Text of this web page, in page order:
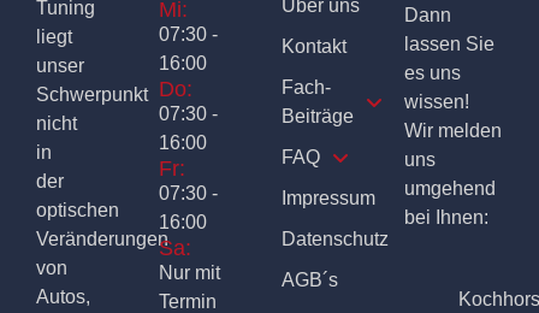
Tuning
liegt
unser
Schwerpunkt
nicht
in
der
optischen
Veränderungen
von
Autos,
Mi:
07:30 -
16:00
Do:
07:30 -
16:00
Fr:
07:30 -
16:00
Sa:
Nur mit
Termin
Über uns
Kontakt
Fach-
Beiträge
FAQ
Impressum
Datenschutz
AGB´s
Dann
lassen Sie
es uns
wissen!
Wir melden
uns
umgehend
bei Ihnen: